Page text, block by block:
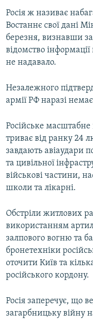
Росія ж називає
Востаннє свої дані
березня, визнавши
відомство
не надавало.
Незалежного
армії РФ наразі
Російське
триває від ранку 24
завдають авіаудари
та цивільної
військові частини,
школи та лікарні.
Обстріли житлових
використанням
залпового вогню та
бронетехніки
оточити Київ та
російського кордону.
Росія заперечує, що
загарбницьку війну